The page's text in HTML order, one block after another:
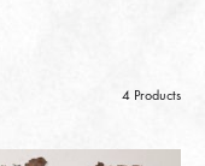
4 Products